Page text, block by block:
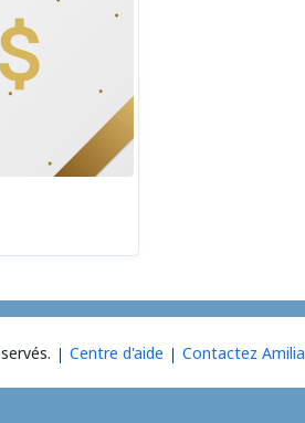
Centre d'aide Contactez Amilia